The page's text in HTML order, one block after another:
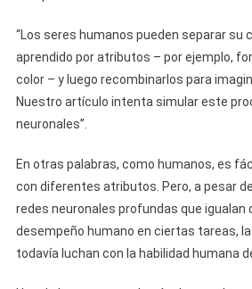
“Los seres humanos pueden separar su
aprendido por atributos – por ejemplo,
color – y luego recombinarlos para
Nuestro artículo intenta simular este
neuronales”.
En otras palabras, como humanos, es
con diferentes atributos. Pero, a pesar
redes neuronales profundas que igualan
desempeño humano en ciertas tareas,
todavía luchan con la habilidad humana